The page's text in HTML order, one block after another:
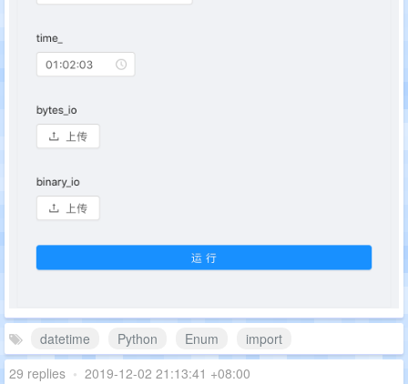
datetime Python Enum
import
29 replies • 2019-12-02 21:13:41 +08:00